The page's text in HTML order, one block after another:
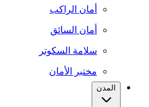
أمان الراكب
أمان السائق
سلامة السكوتر
مختبر الأمان
المدن